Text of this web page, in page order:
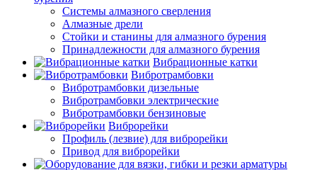
Системы алмазного сверления
Алмазные дрели
Стойки и станины для алмазного бурения
Принадлежности для алмазного бурения
Вибрационные катки
Вибротрамбовки
Вибротрамбовки дизельные
Вибротрамбовки электрические
Вибротрамбовки бензиновые
Виброрейки
Профиль (лезвие) для виброрейки
Привод для виброрейки